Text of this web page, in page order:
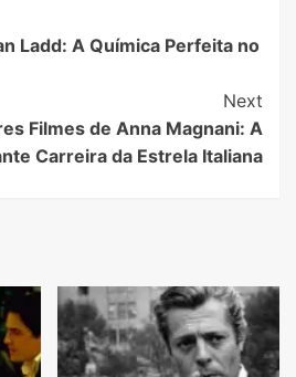
Ladd: A Química Perfeita no
Next
Filmes de Anna Magnani: A
Carreira da Estrela Italiana